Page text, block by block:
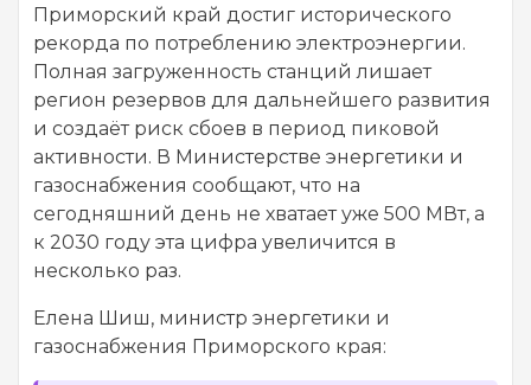
Приморский край достиг исторического
рекорда по потреблению электроэнергии.
Полная загруженность станций лишает
регион резервов для дальнейшего развития
и создаёт риск сбоев в период пиковой
активности. В Министерстве энергетики и
газоснабжения сообщают, что на
сегодняшний день не хватает уже 500 МВт, а
к 2030 году эта цифра увеличится в
несколько раз.
Елена Шиш, министр энергетики и
газоснабжения Приморского края: